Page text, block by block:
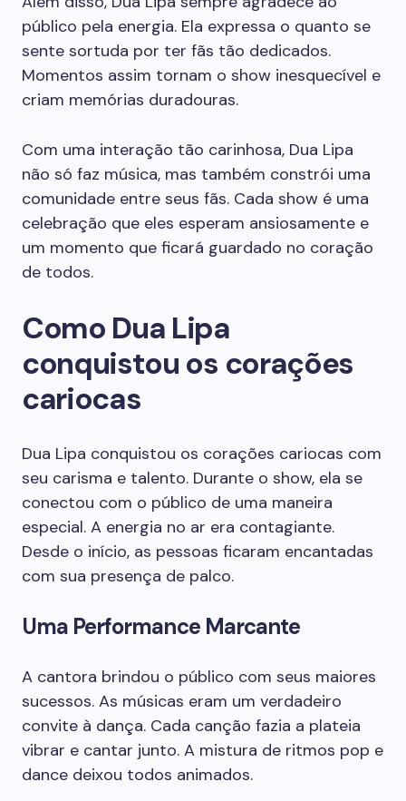
público pela energia. Ela expressa o quanto se
sente sortuda por ter fãs tão dedicados.
Momentos assim tornam o show inesquecível e
criam memórias duradouras.
Com uma interação tão carinhosa, Dua Lipa
não só faz música, mas também constrói uma
comunidade entre seus fãs. Cada show é uma
celebração que eles esperam ansiosamente e
um momento que ficará guardado no coração
de todos.
Como Dua Lipa
conquistou os corações
cariocas
Dua Lipa conquistou os corações cariocas com
seu carisma e talento. Durante o show, ela se
conectou com o público de uma maneira
especial. A energia no ar era contagiante.
Desde o início, as pessoas ficaram encantadas
com sua presença de palco.
Uma Performance Marcante
A cantora brindou o público com seus maiores
sucessos. As músicas eram um verdadeiro
convite à dança. Cada canção fazia a plateia
vibrar e cantar junto. A mistura de ritmos pop e
dance deixou todos animados.